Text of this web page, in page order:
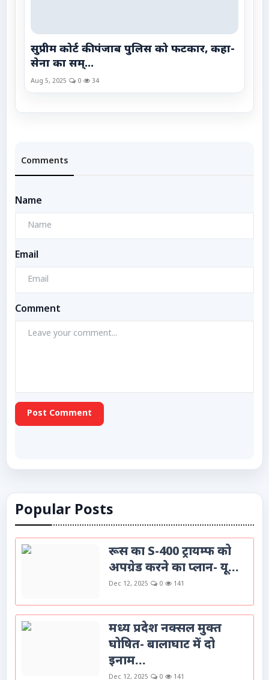
सुप्रीम कोर्ट की पंजाब पुलिस को फटकार, कहा-
सेना का सम्...
Aug 5, 2025 0 34
Comments
Name
Email
Comment
Post Comment
Popular Posts
रूस का S-400 ट्रायम्फ को
अपग्रेड करने का प्लान- यू...
Dec 12, 2025 0 141
मध्य प्रदेश नक्सल मुक्त
घोषित- बालाघाट में दो
इनाम...
Dec 12, 2025 0 141